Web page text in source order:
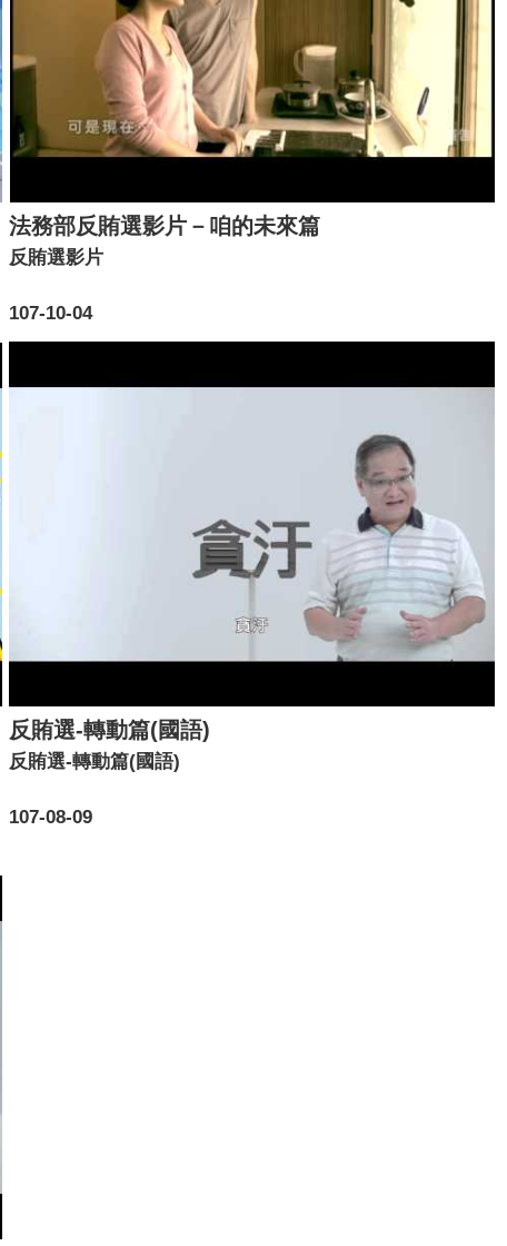
法務部反賄選影片－咱的未來篇
107-10-04
反賄選影片
反賄選-轉動篇(國語)
107-08-09
反賄選-轉動篇(國語)